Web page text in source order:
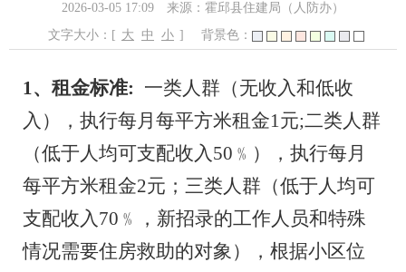
2026-03-05 17:09
来源：霍邱县住建局（人防办）
文字大小：[ 大 中 小 ] 背景色：
1、租金标准: 一类人群（无收入和低收
入），执行每月每平方米租金1元;二类人群
（低于人均可支配收入50﹪），执行每月
每平方米租金2元；三类人群（低于人均可
支配收入70﹪，新招录的工作人员和特殊
情况需要住房救助的对象），根据小区位